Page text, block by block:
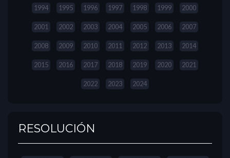
1994 1995 1996 1997 1998 1999 2000
2001 2002 2003 2004 2005 2006 2007
2008 2009 2010 2011 2012 2013 2014
2015 2016 2017 2018 2019 2020 2021
2022 2023 2024
RESOLUCIÓN